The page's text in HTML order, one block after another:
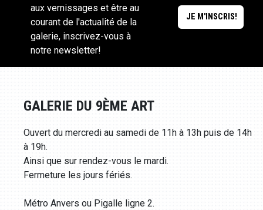
aux vernissages et être au
courant de l'actualité de la
galerie, inscrivez-vous à
notre newsletter!
GALERIE DU 9ÈME ART
Ouvert du mercredi au samedi de 11h à 13h puis de 14h
à 19h.
Ainsi que sur rendez-vous le mardi.
Fermeture les jours fériés.
Métro Anvers ou Pigalle ligne 2.